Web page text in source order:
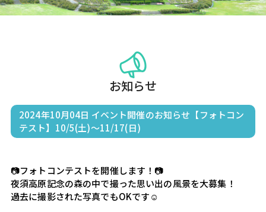
お知らせ
2024年10月04日 イベント開催のお知らせ【フォトコン
テスト】10/5(土)～11/17(日)
📷フォトコンテストを開催します！📷
夜須高原記念の森の中で撮った思い出の風景を大募集！
過去に撮影された写真でもOKです☺️